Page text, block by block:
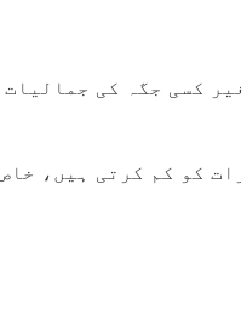
کسی جگہ کی
کو کم کرتی ہیں،